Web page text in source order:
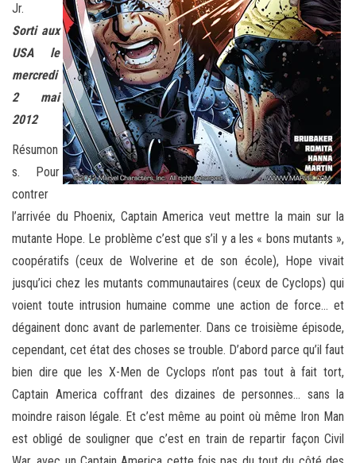
Jr.
Sorti aux
USA le
mercredi
2 mai
2012
Résumon
s. Pour
contrer
l’arrivée du Phoenix, Captain America veut mettre la main sur la
mutante Hope. Le problème c’est que s’il y a les « bons mutants »,
coopératifs (ceux de Wolverine et de son école), Hope vivait
jusqu’ici chez les mutants communautaires (ceux de Cyclops) qui
voient toute intrusion humaine comme une action de force… et
dégainent donc avant de parlementer. Dans ce troisième épisode,
cependant, cet état des choses se trouble. D’abord parce qu’il faut
bien dire que les X-Men de Cyclops n’ont pas tout à fait tort,
Captain America coffrant des dizaines de personnes… sans la
moindre raison légale. Et c’est même au point où même Iron Man
est obligé de souligner que c’est en train de repartir façon Civil